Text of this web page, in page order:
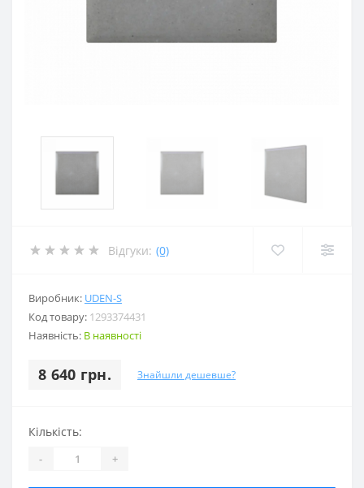
Відгуки: (0)
Виробник: UDEN-S
Код товару: 1293374431
Наявність: В наявності
8 640 грн. Знайшли дешевше?
Кількість:
- +